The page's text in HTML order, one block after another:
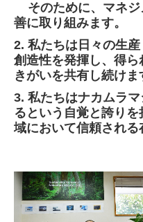
会社案内
経営理念・ビジョン
会社概要
沿革
アクセス
表彰・受賞履歴
ニュース(一覧)
そのために、マネジ
善に取り組みます。
2. 私たちは日々の生
創造性を発揮し、得
きがいを共有し続けま
3. 私たちはナカムラ
るという自覚と誇り
域において信頼される